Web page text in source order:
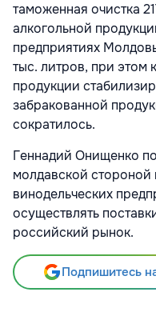
таможенная очистка
алкогольной
предприятиях
тыс. литров, при этом
продукции
забракованной
сократилось.
Геннадий Онищенко
молдавской стороной
винодельческих
осуществлять
российский рынок.
Подпишитесь